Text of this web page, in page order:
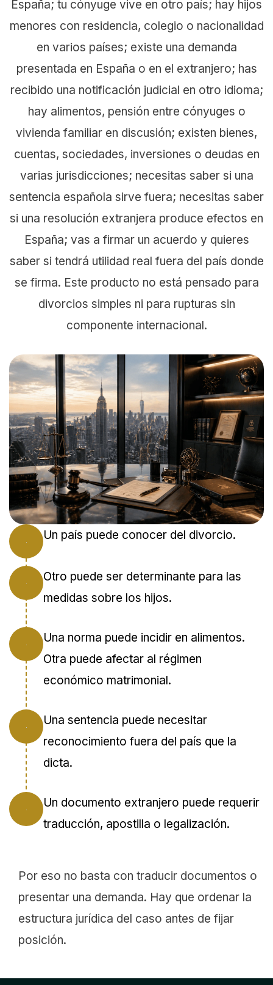
España; tu cónyuge vive en otro país; hay hijos
menores con residencia, colegio o nacionalidad
en varios países; existe una demanda
presentada en España o en el extranjero; has
recibido una notificación judicial en otro idioma;
hay alimentos, pensión entre cónyuges o
vivienda familiar en discusión; existen bienes,
cuentas, sociedades, inversiones o deudas en
varias jurisdicciones; necesitas saber si una
sentencia española sirve fuera; necesitas saber
si una resolución extranjera produce efectos en
España; vas a firmar un acuerdo y quieres
saber si tendrá utilidad real fuera del país donde
se firma. Este producto no está pensado para
divorcios simples ni para rupturas sin
componente internacional.
Un país puede conocer del divorcio.
Otro puede ser determinante para las
medidas sobre los hijos.
Una norma puede incidir en alimentos.
Otra puede afectar al régimen
económico matrimonial.
Una sentencia puede necesitar
reconocimiento fuera del país que la
dicta.
Un documento extranjero puede requerir
traducción, apostilla o legalización.
Por eso no basta con traducir documentos o
presentar una demanda. Hay que ordenar la
estructura jurídica del caso antes de fijar
posición.